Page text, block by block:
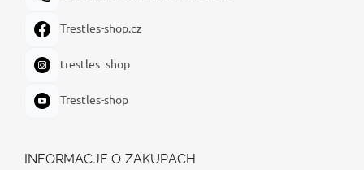
Trestles-shop.cz
trestles_shop
Trestles-shop
INFORMACJE O ZAKUPACH